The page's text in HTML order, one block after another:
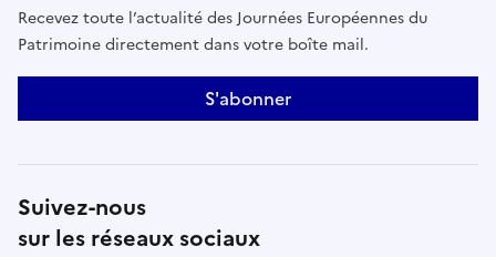
plein. Il y organise régulièrement des journées de
transmission pour les jeunes. Il souhaite faire grandir
la jeunesse par ses expériences personnelles, comme
lui-même a été marqué par ses grands-parents et
Recevez toute l’actualité des Journées Européennes du
Patrimoine directement dans votre boîte mail.
S'abonner
Suivez-nous
sur les réseaux sociaux